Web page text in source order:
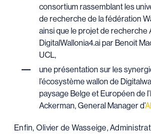
consortium rassemblant les
de recherche de la fédération
ainsi que le projet de recherche
DigitalWallonia4.ai par Benoit
UCL,
une présentation sur les
l’écosystème wallon de
paysage Belge et Européen de
Ackerman, General Manager d’
Enfin, Olivier de Wasseige,